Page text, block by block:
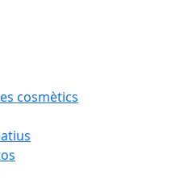
cosmètics